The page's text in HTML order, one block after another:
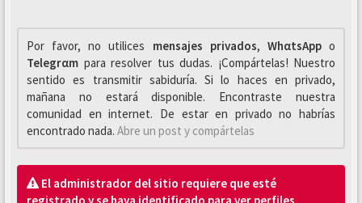
Por favor, no utilices mensajes privados, WhαtsAppo
Telegrαm para resolver tus dudas. ¡Compártelas! Nuestro
sentido es transmitir sabiduría. Si lo haces en privado,
mañana no estará disponible. Encontraste nuestra
comunidad en internet. De estar en privado no habrías
encontrado nada. Abre un post y compártelas
El administrador del sitio requiere que esté